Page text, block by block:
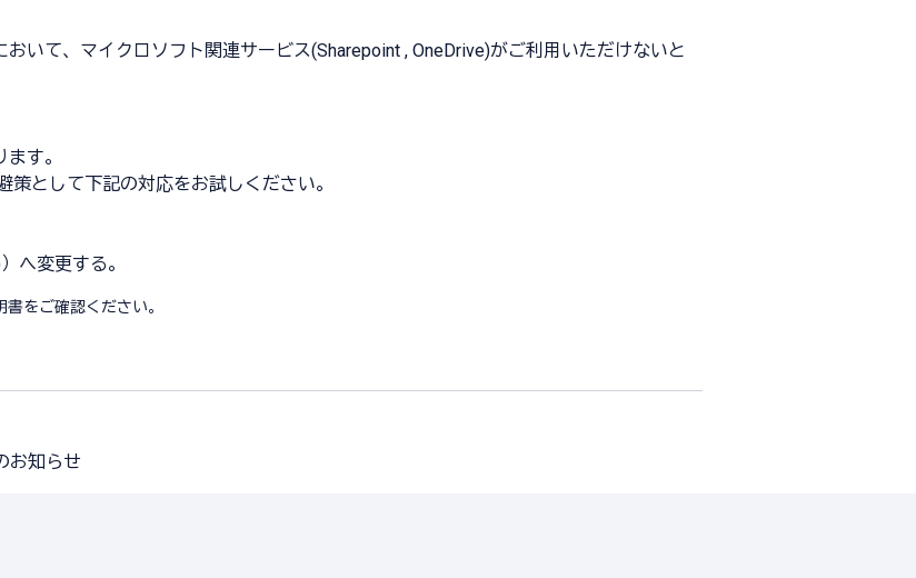
いて、マイクロソフト関連サービス(Sharepoint , OneDrive)がご利用いただけないと
す。
として下記の対応をお試しください。
へ変更する。
をご確認ください。
お知らせ